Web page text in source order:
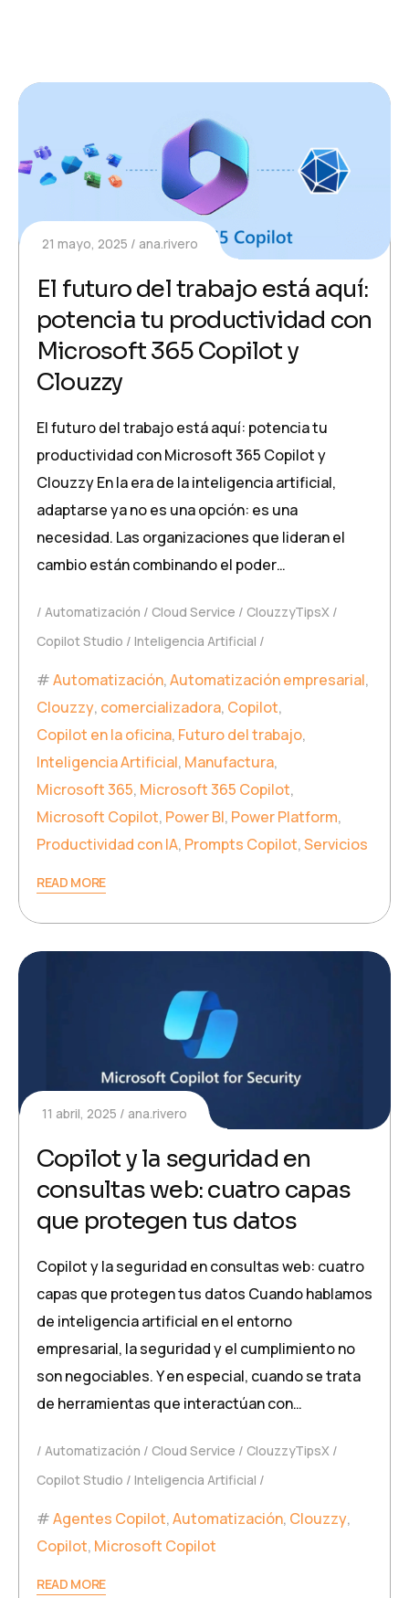
21 mayo, 2025 ana.rivero
El futuro del trabajo está aquí:
potencia tu productividad con
Microsoft 365 Copilot y
Clouzzy
El futuro del trabajo está aquí: potencia tu
productividad con Microsoft 365 Copilot y
Clouzzy En la era de la inteligencia artificial,
adaptarse ya no es una opción: es una
necesidad. Las organizaciones que lideran el
cambio están combinando el poder…
Automatización Cloud Service
ClouzzyTipsX
Copilot Studio
Inteligencia Artificial
Automatización,Automatización empresarial,
Clouzzy, comercializadora, Copilot,
Copilot en la oficina, Futuro del trabajo,
Inteligencia Artificial, Manufactura,
Microsoft 365, Microsoft 365 Copilot,
Microsoft Copilot, Power BI, Power Platform,
Productividad con IA, Prompts Copilot,Servicios
READ MORE
11 abril, 2025 ana.rivero
Copilot y la seguridad en
consultas web: cuatro capas
que protegen tus datos
Copilot y la seguridad en consultas web: cuatro
capas que protegen tus datos Cuando hablamos
de inteligencia artificial en el entorno
empresarial, la seguridad y el cumplimiento no
son negociables. Y en especial, cuando se trata
de herramientas que interactúan con…
Automatización Cloud Service
ClouzzyTipsX
Copilot Studio
Inteligencia Artificial
Agentes Copilot,Automatización, Clouzzy,
Copilot, Microsoft Copilot
READ MORE